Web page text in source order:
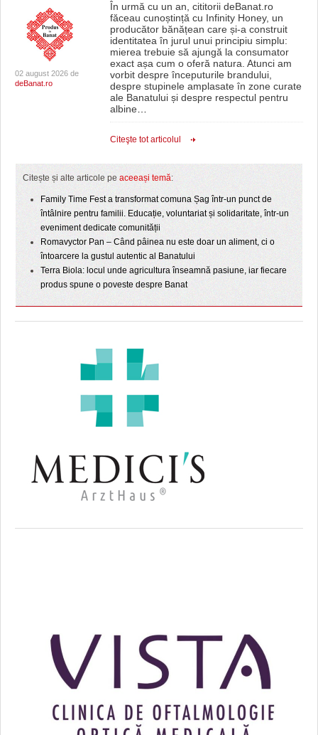
02 august 2026 de
deBanat.ro
În urmă cu un an, cititorii deBanat.ro
făceau cunoștință cu Infinity Honey, un
producător bănățean care și-a construit
identitatea în jurul unui principiu simplu:
mierea trebuie să ajungă la consumator
exact așa cum o oferă natura. Atunci am
vorbit despre începuturile brandului,
despre stupinele amplasate în zone curate
ale Banatului și despre respectul pentru
albine…
Citeşte tot articolul
Citește și alte articole pe aceeași temă:
Family Time Fest a transformat comuna Șag într-un punct de
întâlnire pentru familii. Educație, voluntariat și solidaritate, într-un
eveniment dedicate comunității
Romavyctor Pan – Când pâinea nu este doar un aliment, ci o
întoarcere la gustul autentic al Banatului
Terra Biola: locul unde agricultura înseamnă pasiune, iar fiecare
produs spune o poveste despre Banat